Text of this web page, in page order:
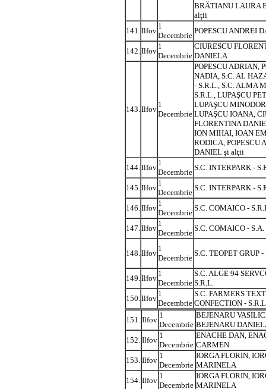
BRĂTIANU LAURA
alţii
141. Ilfov
1
Decembrie
POPESCU ANDREI
142. Ilfov
1
Decembrie
CIURESCU
DANIELA
143. Ilfov
1
Decembrie
POPESCU ADRIAN,
NADIA, S.C. AL
- S.R.L., S.C. ALMA
S.R.L., LUPAŞCU
LUPAŞCU
LUPAŞCU IOANA,
FLORENTINA
ION MIHAI, IOAN
RODICA, POPESCU
DANIEL şi alţii
144. Ilfov
1
Decembrie
S.C. INTERPARK -
145. Ilfov
1
Decembrie
S.C. INTERPARK -
146. Ilfov
1
Decembrie
S.C. COMAICO -
147. Ilfov
1
Decembrie
S.C. COMAICO - S.A.
148. Ilfov
1
Decembrie
S.C. TEOPET GRUP -
149. Ilfov
1
Decembrie
S.C. ALGE 94
S.R.L.
150. Ilfov
1
Decembrie
S.C. FARMERS
CONFECTION -
151. Ilfov
1
Decembrie
BEJENARU
BEJENARU
152. Ilfov
1
Decembrie
ENACHE DAN,
CARMEN
153. Ilfov
1
Decembrie
IORGA FLORIN,
MARINELA
154. Ilfov
1
Decembrie
IORGA FLORIN,
MARINELA